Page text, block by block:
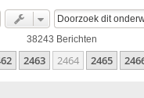
38243 Berichten
2550
2463 2464 2465